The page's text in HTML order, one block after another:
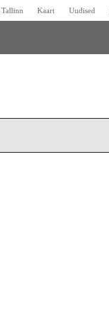
Kaart Uudised